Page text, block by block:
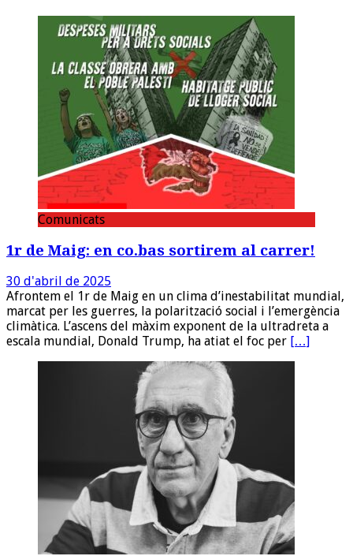
Comunicats
1r de Maig: en co.bas sortirem al carrer!
30 d'abril de 2025
Afrontem el 1r de Maig en un clima d’inestabilitat mundial,
marcat per les guerres, la polarització social i l’emergència
climàtica. L’ascens del màxim exponent de la ultradreta a
escala mundial, Donald Trump, ha atiat el foc per […]